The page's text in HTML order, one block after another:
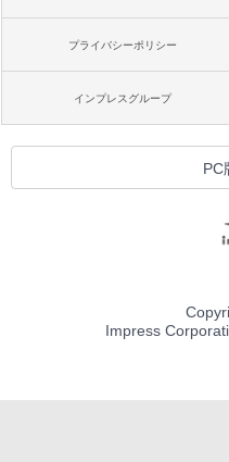
プライバシーポリシー
インプレスグループ
PC
Impress